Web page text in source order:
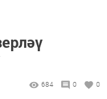
684 0 0